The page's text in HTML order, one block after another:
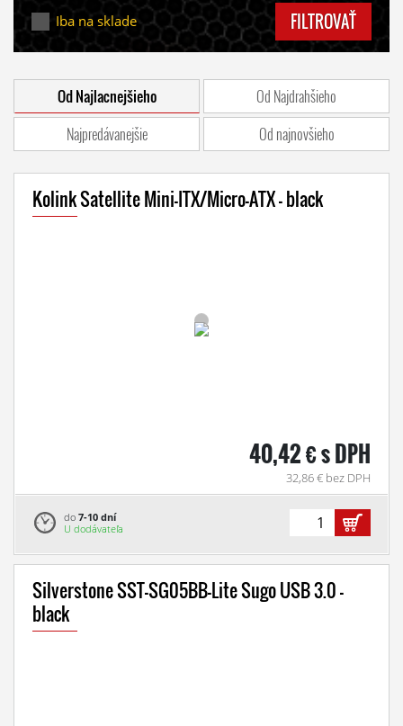
Iba na sklade FILTROVAŤ
Od Najlacnejšieho
Od Najdrahšieho
Najpredávanejšie
Od najnovšieho
Kolink Satellite Mini-ITX/Micro-ATX - black
40,42 € s DPH
32,86 € bez DPH
do 7-10 dní
U dodávateľa
Silverstone SST-SG05BB-Lite Sugo USB 3.0 -
black